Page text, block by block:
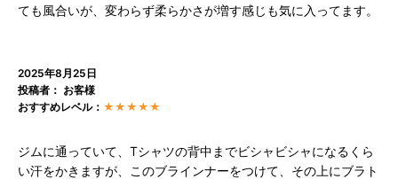
ても風合いが、変わらず柔らかさが増す感じも気に入ってます。
2025年8月25日
投稿者： お客様
おすすめレベル： ★★★★★
ジムに通っていて、Tシャツの背中までビシャビシャになるくら
い汗をかきますが、このブラインナーをつけて、その上にブラト